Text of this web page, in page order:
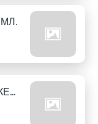
114. ФАНТА ЯБЪЛКА И ЧЕРЕША КЕН - 250МЛ.